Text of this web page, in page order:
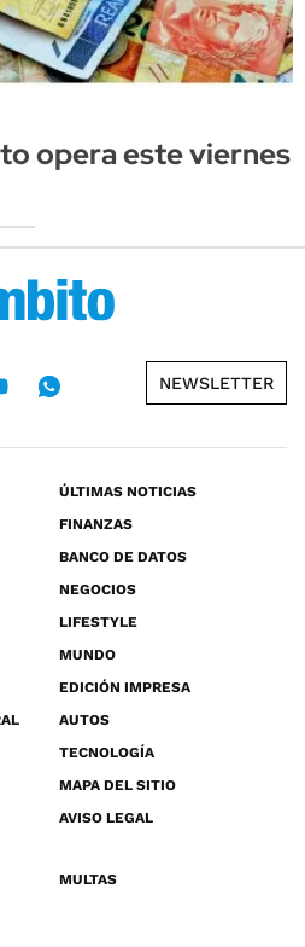
opera este viernes
NEWSLETTER
ÚLTIMAS NOTICIAS
FINANZAS
BANCO DE DATOS
NEGOCIOS
LIFESTYLE
MUNDO
EDICIÓN IMPRESA
AUTOS
TECNOLOGÍA
MAPA DEL SITIO
AVISO LEGAL
MULTAS